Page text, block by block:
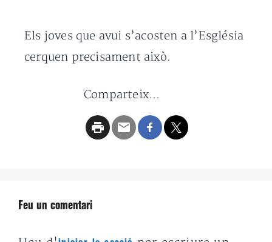
Els joves que avui s’acosten a l’Església
cerquen precisament això.
Comparteix...
Feu un comentari